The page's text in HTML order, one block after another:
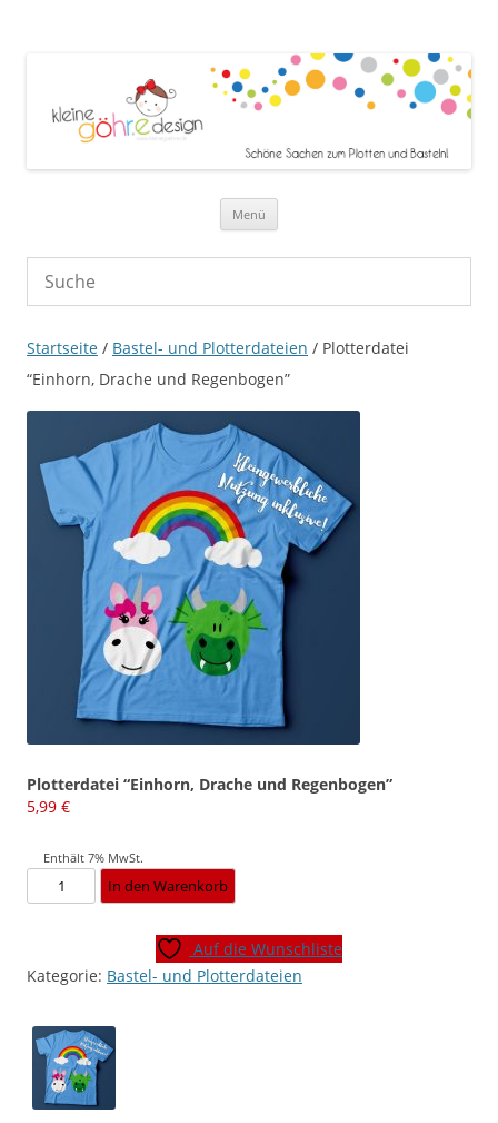
Menü
Startseite / Bastel- und Plotterdateien / Plotterdatei
“Einhorn, Drache und Regenbogen”
Plotterdatei “Einhorn, Drache und Regenbogen”
5,99 €
Enthält 7% MwSt.
Plotterdatei
"Einhorn,
Regenbogen"
Menge
In den Warenkorb
Auf die Wunschliste
Kategorie: Bastel- und Plotterdateien